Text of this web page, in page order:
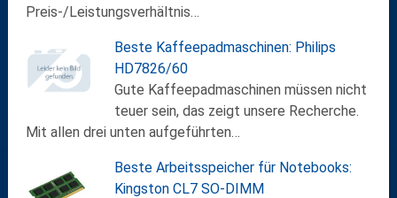
Preis-/Leistungsverhältnis…
Beste Kaffeepadmaschinen: Philips
HD7826/60
Gute Kaffeepadmaschinen müssen nicht
teuer sein, das zeigt unsere Recherche.
Mit allen drei unten aufgeführten…
Beste Arbeitsspeicher für Notebooks:
Kingston CL7 SO-DIMM